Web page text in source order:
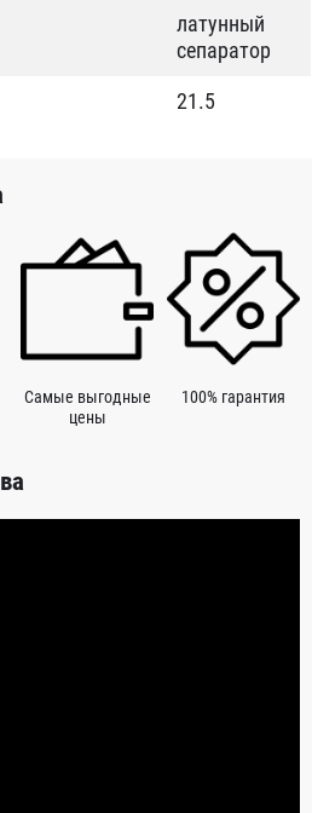
латунный
сепаратор
21.5
Самые выгодные
цены
100% гарантия